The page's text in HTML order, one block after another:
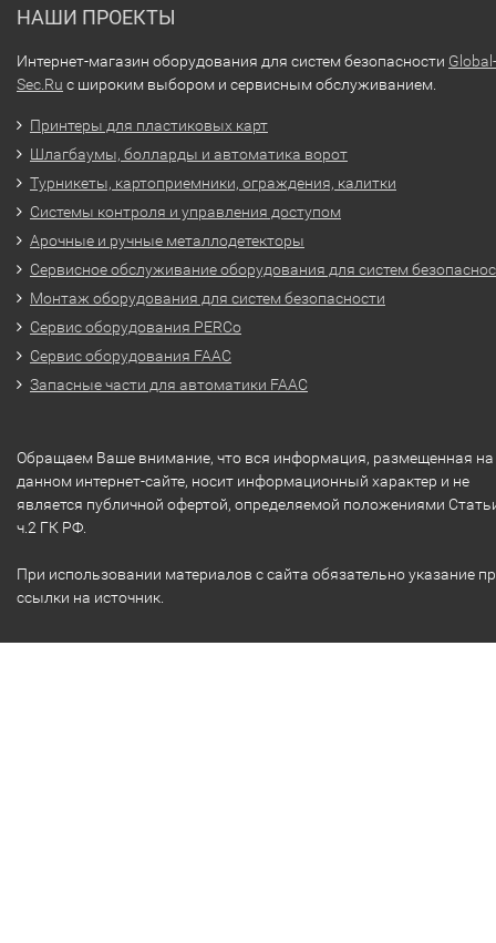
НАШИ ПРОЕКТЫ
Интернет-магазин оборудования для систем безопасности Global-
Sec.Ru с широким выбором и сервисным обслуживанием.
Принтеры для пластиковых карт
Шлагбаумы, болларды и автоматика ворот
Турникеты, картоприемники, ограждения, калитки
Системы контроля и управления доступом
Арочные и ручные металлодетекторы
Сервисное обслуживание оборудования для систем
Монтаж оборудования для систем безопасности
Сервис оборудования PERCo
Сервис оборудования FAAC
Запасные части для автоматики FAAC
Обращаем Ваше внимание, что вся информация, размещенная на
данном интернет-сайте, носит информационный характер и не
является публичной офертой, определяемой положениями
ч.2 ГК РФ.
При использовании материалов с сайта обязательно указание
ссылки на источник.